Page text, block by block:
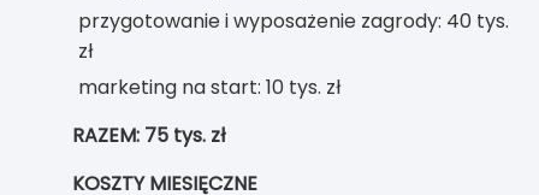
przygotowanie i wyposażenie zagrody: 40 tys.
zł
marketing na start: 10 tys. zł
RAZEM: 75 tys. zł
KOSZTY MIESIĘCZNE